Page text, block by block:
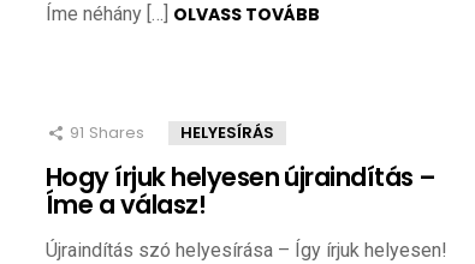
Íme néhány […] OLVASS TOVÁBB
91 Shares HELYESÍRÁS
Hogy írjuk helyesen újraindítás –
Íme a válasz!
Újraindítás szó helyesírása – Így írjuk helyesen!